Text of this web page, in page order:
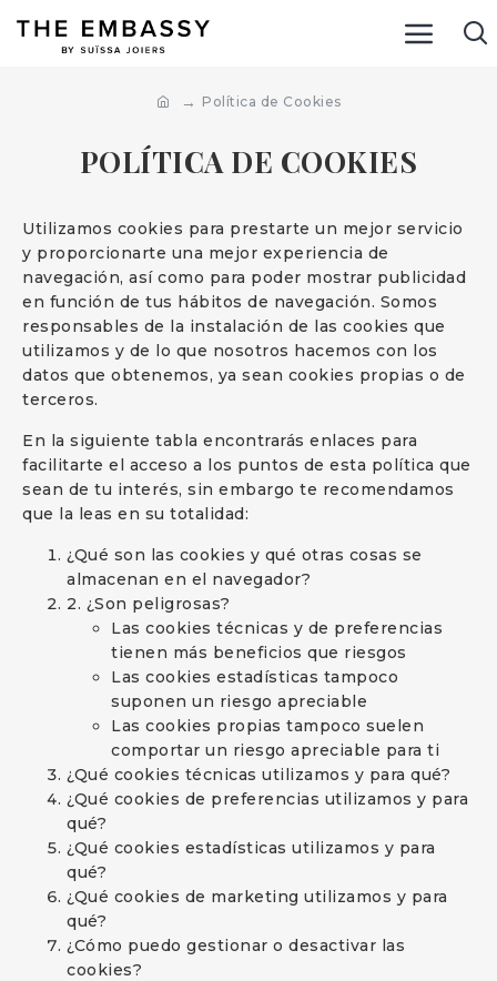
Política de Cookies
POLÍTICA DE COOKIES
Utilizamos cookies para prestarte un mejor servicio
y proporcionarte una mejor experiencia de
navegación, así como para poder mostrar publicidad
en función de tus hábitos de navegación. Somos
responsables de la instalación de las cookies que
utilizamos y de lo que nosotros hacemos con los
datos que obtenemos, ya sean cookies propias o de
terceros.
En la siguiente tabla encontrarás enlaces para
facilitarte el acceso a los puntos de esta política que
sean de tu interés, sin embargo te recomendamos
que la leas en su totalidad:
¿Qué son las cookies y qué otras cosas se
almacenan en el navegador?
2. ¿Son peligrosas?
Las cookies técnicas y de preferencias
tienen más beneficios que riesgos
Las cookies estadísticas tampoco
suponen un riesgo apreciable
Las cookies propias tampoco suelen
comportar un riesgo apreciable para ti
¿Qué cookies técnicas utilizamos y para qué?
¿Qué cookies de preferencias utilizamos y para
qué?
¿Qué cookies estadísticas utilizamos y para
qué?
¿Qué cookies de marketing utilizamos y para
qué?
¿Cómo puedo gestionar o desactivar las
cookies?